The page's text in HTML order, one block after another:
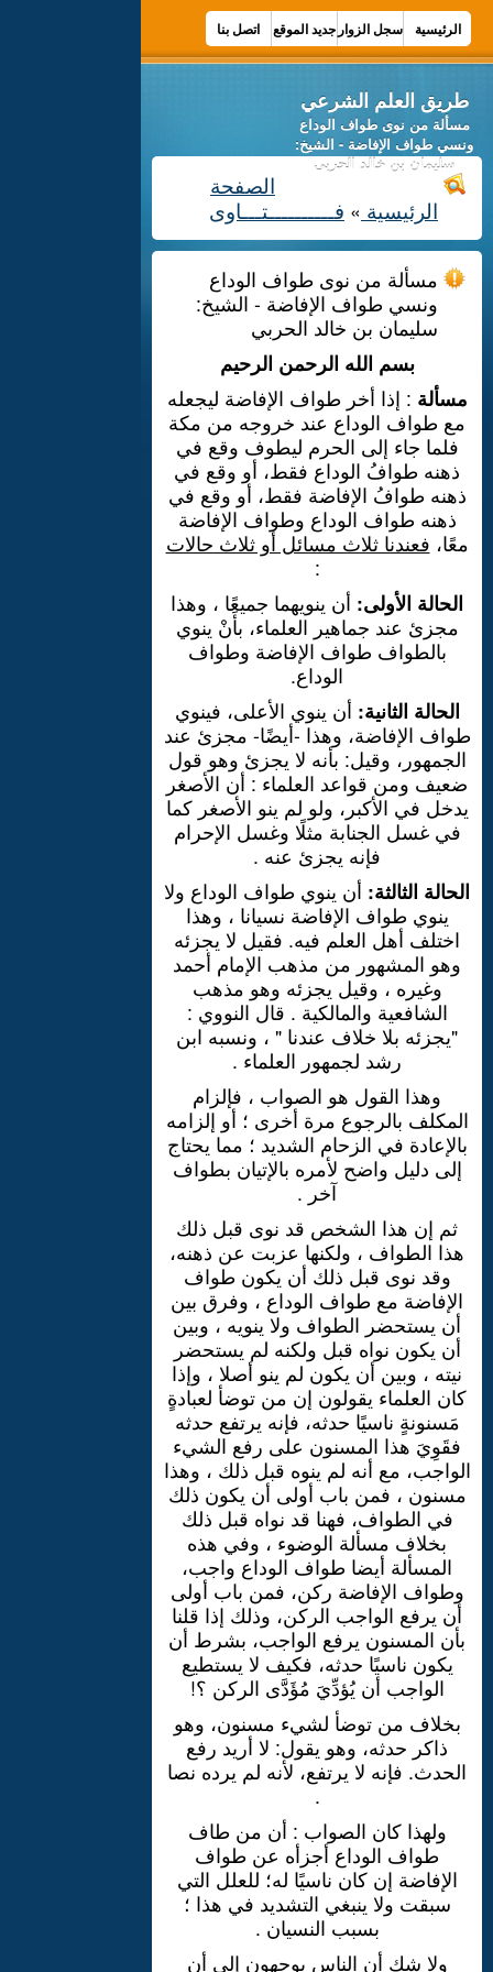
الرئيسية سجل الزوار جديد الموقع اتصل بنا
طريق العلم الشرعي
مسألة من نوى طواف الوداع
ونسي طواف الإفاضة - الشيخ:
سليمان بن خالد الحربي
الصفحة
الرئيسية » فــــــــــتـــاوى
مسألة من نوى طواف الوداع
ونسي طواف الإفاضة - الشيخ:
سليمان بن خالد الحربي
بسم الله الرحمن الرحيم
مسألة : إذا أخر طواف الإفاضة ليجعله
مع طواف الوداع عند خروجه من مكة
فلما جاء إلى الحرم ليطوف وقع في
ذهنه طوافُ الوداع فقط، أو وقع في
ذهنه طوافُ الإفاضة فقط، أو وقع في
ذهنه طواف الوداع وطواف الإفاضة
معًا، فعندنا ثلاث مسائل أو ثلاث حالات
:
الحالة الأولى: أن ينويهما جميعًا ، وهذا
مجزئ عند جماهير العلماء، بأَنْ ينوي
بالطواف طواف الإفاضة وطواف
الوداع.
الحالة الثانية: أن ينوي الأعلى، فينوي
طواف الإفاضة، وهذا -أيضًا- مجزئ عند
الجمهور، وقيل: بأنه لا يجزئ وهو قول
ضعيف ومن قواعد العلماء : أن الأصغر
يدخل في الأكبر، ولو لم ينو الأصغر كما
في غسل الجنابة مثلًا وغسل الإحرام
فإنه يجزئ عنه .
الحالة الثالثة: أن ينوي طواف الوداع ولا
ينوي طواف الإفاضة نسيانا ، وهذا
اختلف أهل العلم فيه. فقيل لا يجزئه
وهو المشهور من مذهب الإمام أحمد
وغيره ، وقيل يجزئه وهو مذهب
الشافعية والمالكية . قال النووي :
"يجزئه بلا خلاف عندنا " ، ونسبه ابن
رشد لجمهور العلماء .
وهذا القول هو الصواب ، فإلزام
المكلف بالرجوع مرة أخرى ؛ أو إلزامه
بالإعادة في الزحام الشديد ؛ مما يحتاج
إلى دليل واضح لأمره بالإتيان بطواف
آخر .
ثم إن هذا الشخص قد نوى قبل ذلك
هذا الطواف ، ولكنها عزبت عن ذهنه،
وقد نوى قبل ذلك أن يكون طواف
الإفاضة مع طواف الوداع ، وفرق بين
أن يستحضر الطواف ولا ينويه ، وبين
أن يكون نواه قبل ولكنه لم يستحضر
نيته ، وبين أن يكون لم ينو أصلا ، وإذا
كان العلماء يقولون إن من توضأ لعبادةٍ
مَسنونةٍ ناسيًا حدثه، فإنه يرتفع حدثه
فقَوِيَ هذا المسنون على رفع الشيء
الواجب، مع أنه لم ينوه قبل ذلك ، وهذا
مسنون ، فمن باب أولى أن يكون ذلك
في الطواف، فهنا قد نواه قبل ذلك
بخلاف مسألة الوضوء ، وفي هذه
المسألة أيضا طواف الوداع واجب،
وطواف الإفاضة ركن، فمن باب أولى
أن يرفع الواجب الركن، وذلك إذا قلنا
بأن المسنون يرفع الواجب، بشرط أن
يكون ناسيًا حدثه، فكيف لا يستطيع
الواجب أن يُؤدِّيَ مُؤَدَّى الركن ؟!
بخلاف من توضأ لشيء مسنون، وهو
ذاكر حدثه، وهو يقول: لا أريد رفع
الحدث. فإنه لا يرتفع، لأنه لم يرده نصا
.
ولهذا كان الصواب : أن من طاف
طواف الوداع أجزأه عن طواف
الإفاضة إن كان ناسيًا له؛ للعلل التي
سبقت ولا ينبغي التشديد في هذا ؛
بسبب النسيان .
ولا شك أن الناس يوجهون إلى أن